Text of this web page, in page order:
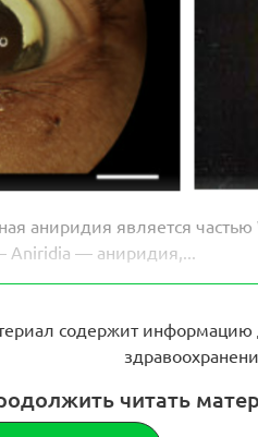
аниридия является
Aniridia — аниридия,...
содержит информацию
читать